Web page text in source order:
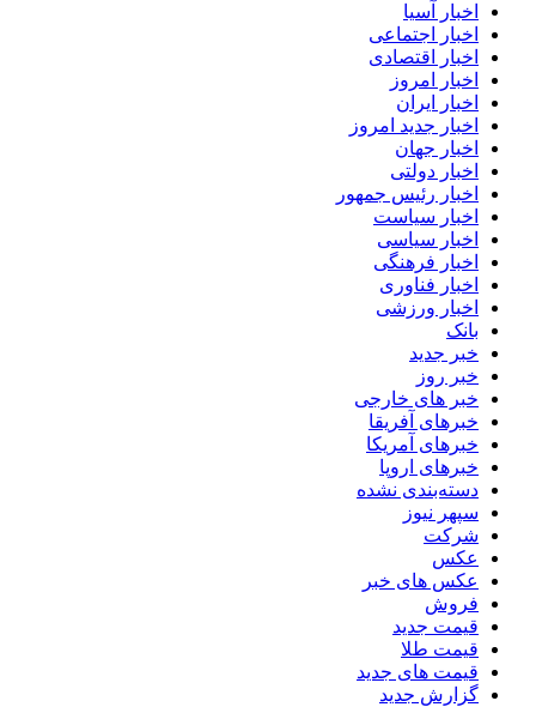
اخبار آسیا
اخبار اجتماعی
اخبار اقتصادی
اخبار امروز
اخبار ایران
اخبار جدید امروز
اخبار جهان
اخبار دولتی
اخبار رئیس جمهور
اخبار سیاست
اخبار سیاسی
اخبار فرهنگی
اخبار فناوری
اخبار ورزشی
بانک
خبر جدید
خبر روز
خبر های خارجی
خبرهای آفریقا
خبرهای آمریکا
خبرهای اروپا
دسته‌بندی نشده
سپهر نیوز
شرکت
عکس
عکس های خبر
فروش
قیمت جدید
قیمت طلا
قیمت های جدید
گزارش جدید